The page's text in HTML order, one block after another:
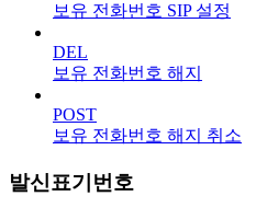
보유 전화번호 SIP 설정
DEL
보유 전화번호 해지
POST
보유 전화번호 해지 취소
발신표기번호